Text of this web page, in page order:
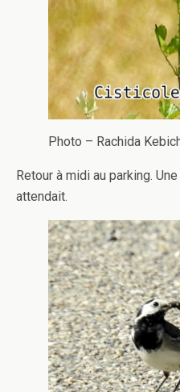
Photo – Rachida
Retour à midi au parking.
attendait.